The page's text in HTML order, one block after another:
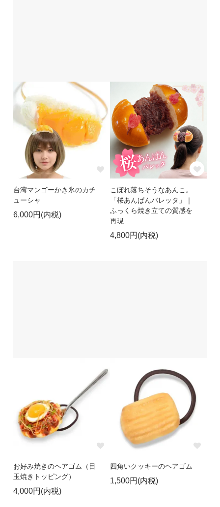
台湾マンゴーかき氷のカチ
ューシャ
6,000円(内税)
こぼれ落ちそうなあんこ。
「桜あんぱんバレッタ」｜
ふっくら焼き立ての質感を
再現
4,800円(内税)
お好み焼きのヘアゴム（目
玉焼きトッピング）
4,000円(内税)
四角いクッキーのヘアゴム
1,500円(内税)